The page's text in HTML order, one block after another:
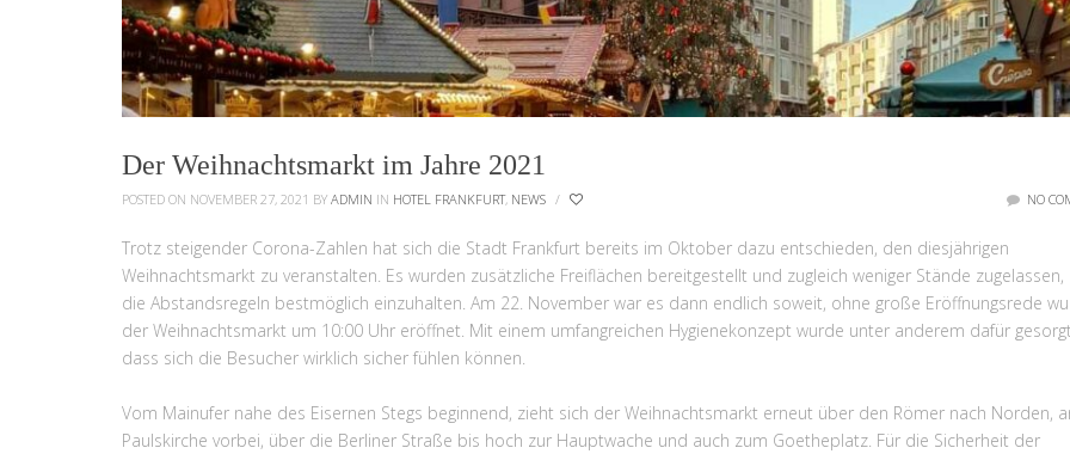
Der Weihnachtsmarkt im Jahre 2021
POSTED ON NOVEMBER 27, 2021 BY ADMIN IN HOTEL FRANKFURT, NEWS / NO
Trotz steigender Corona-Zahlen hat sich die Stadt Frankfurt bereits im Oktober dazu entschieden, den diesjährigen
Weihnachtsmarkt zu veranstalten. Es wurden zusätzliche Freiflächen bereitgestellt und zugleich weniger Stände zugelassen,
die Abstandsregeln bestmöglich einzuhalten. Am 22. November war es dann endlich soweit, ohne große Eröffnungsrede
der Weihnachtsmarkt um 10:00 Uhr eröffnet. Mit einem umfangreichen Hygienekonzept wurde unter anderem dafür
dass sich die Besucher wirklich sicher fühlen können.
Vom Mainufer nahe des Eisernen Stegs beginnend, zieht sich der Weihnachtsmarkt erneut über den Römer nach Norden,
Paulskirche vorbei, über die Berliner Straße bis hoch zur Hauptwache und auch zum Goetheplatz. Für die Sicherheit der